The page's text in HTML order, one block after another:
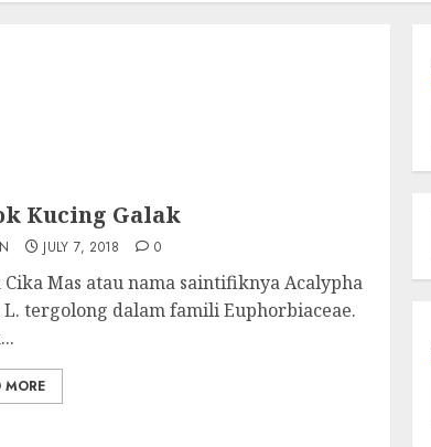
Kucing Galak
JULY 7, 2018 0
Cika Mas atau nama saintifiknya Acalypha
tergolong dalam famili Euphorbiaceae.
MORE